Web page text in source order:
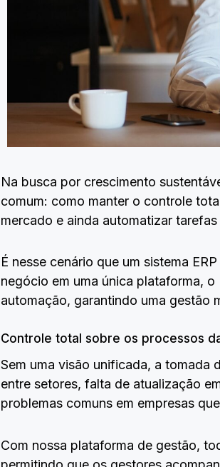
Na busca por crescimento
comum: como manter o controle
mercado e ainda automatizar
É nesse cenário que um sistema
negócio em uma única plataforma,
automação, garantindo uma gestão
Controle total sobre os processos
Sem uma visão unificada, a tomada
entre setores, falta de atualização
problemas comuns em empresas
Com nossa plataforma de gestão,